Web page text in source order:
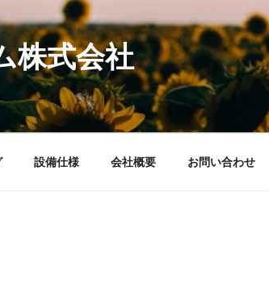
株式会社
設備仕様 会社概要 お問い合わせ